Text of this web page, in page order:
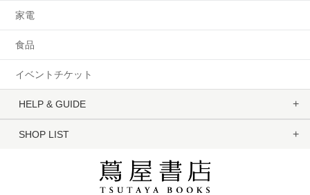
家電
食品
イベントチケット
HELP & GUIDE
SHOP LIST